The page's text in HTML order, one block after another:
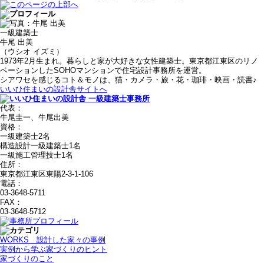
一級建築士
牛尾 出美
（ウシオ イズミ）
1973年2月生まれ。暮らしと家が大好きな女性建築士。東京都江東区のリノ
ベーションしたSOHOマンションで住宅設計事務所を運営。
シアワセを感じるコト＆モノは、猫・カメラ・旅・花・珈琲・映画・読書♪
いいひ住まいの設計舎サイトへ
代表：
牛尾圭一、牛尾出美
資格：
一級建築士2名
構造設計一級建築士1名
一級施工管理技士1名
住所：
東京都江東区東陽2-3-1-106
電話：
03-3648-5711
FAX：
03-3648-5712
WORKS＿設計した家々の事例
実例から学ぶ家づくりのヒント
家づくりのこと